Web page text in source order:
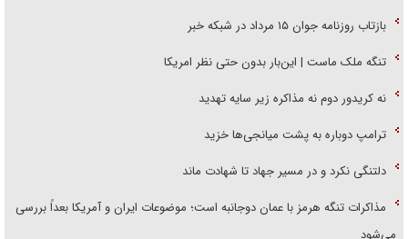
بازتاب روزنامه جوان ۱۵ مرداد در شبکه خبر
تنگه ملک ماست | این‌بار بدون حتی نظر امریکا
نه کریدور دوم نه مذاکره زیر سایه تهدید
ترامپ دوباره به پشت میانجی‌ها خزید
دلتنگی نکرد و در مسیر جهاد تا شهادت ماند
مذاکرات تنگه هرمز با عمان دوجانبه است؛ موضوعات ایران و آمریکا بعداً بررسی
می‌شود